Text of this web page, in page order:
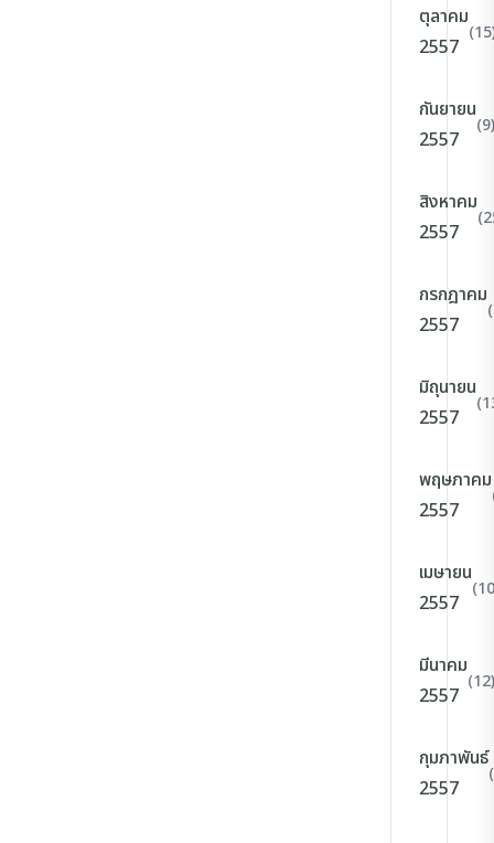
ตุลาคม
2557
กันยายน
2557
(9)
สิงหาคม
2557
กรกฎาคม
2557
มิถุนายน
2557
พฤษภาคม
2557
เมษายน
2557
มีนาคม
2557
(12)
กุมภาพันธ์
2557